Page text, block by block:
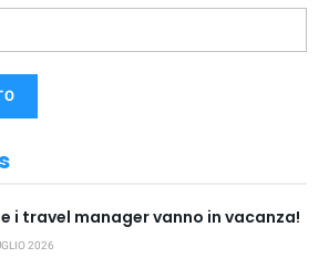
i travel manager vanno in vacanza!
2026